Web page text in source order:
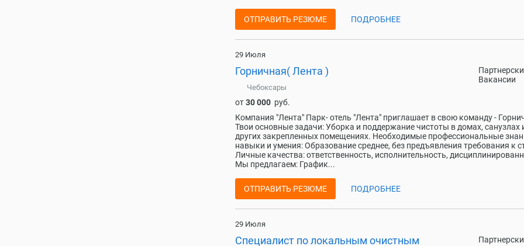
ОТПРАВИТЬ РЕЗЮМЕ ПОДРОБНЕЕ
29 Июля
Вакансии
Горничная( Лента )
Чебоксары
от30 000 руб.
Компания "Лента" Парк- отель "Лента" приглашает в свою команду -
Твои основные задачи: Уборка и поддержание чистоты в домах, санузлах
других закрепленных помещениях. Необходимые профессиональные
навыки и умения: Образование среднее, без предъявления требования к
Личные качества: ответственность, исполнительность,
Мы предлагаем: График...
ОТПРАВИТЬ РЕЗЮМЕ ПОДРОБНЕЕ
29 Июля
Специалист по локальным очистным